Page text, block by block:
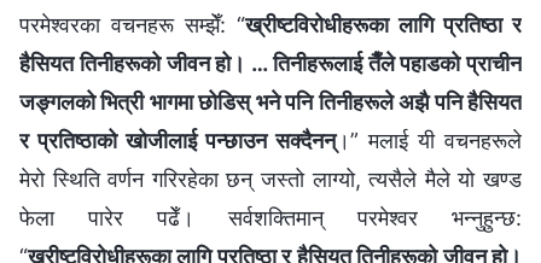
परमेश्‍वरका वचनहरू सम्झेँ: “ख्रीष्टविरोधीहरूका लागि प्रतिष्ठा र
हैसियत तिनीहरूको जीवन हो। … तिनीहरूलाई तैँले पहाडको प्राचीन
जङ्गलको भित्री भागमा छोडिस् भने पनि तिनीहरूले अझै पनि हैसियत
र प्रतिष्ठाको खोजीलाई पन्छाउन सक्दैनन्।” मलाई यी वचनहरूले
मेरो स्थिति वर्णन गरिरहेका छन् जस्तो लाग्यो, त्यसैले मैले यो खण्ड
फेला पारेर पढेँ। सर्वशक्तिमान्‌ परमेश्‍वर भन्‍नुहुन्छ:
“ख्रीष्टविरोधीहरूका लागि प्रतिष्ठा र हैसियत तिनीहरूको जीवन हो।